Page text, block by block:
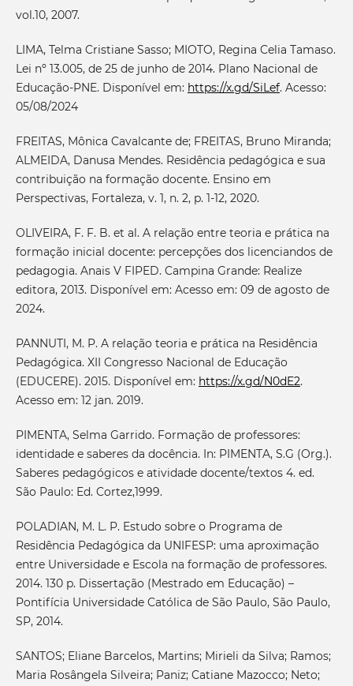
vol.10, 2007.
LIMA, Telma Cristiane Sasso; MIOTO, Regina Celia Tamaso.
Lei nº 13.005, de 25 de junho de 2014. Plano Nacional de
Educação-PNE. Disponível em: https://x.gd/SiLef. Acesso:
05/08/2024
FREITAS, Mônica Cavalcante de; FREITAS, Bruno Miranda;
ALMEIDA, Danusa Mendes. Residência pedagógica e sua
contribuição na formação docente. Ensino em
Perspectivas, Fortaleza, v. 1, n. 2, p. 1-12, 2020.
OLIVEIRA, F. F. B. et al. A relação entre teoria e prática na
formação inicial docente: percepções dos licenciandos de
pedagogia. Anais V FIPED. Campina Grande: Realize
editora, 2013. Disponível em: Acesso em: 09 de agosto de
2024.
PANNUTI, M. P. A relação teoria e prática na Residência
Pedagógica. XII Congresso Nacional de Educação
(EDUCERE). 2015. Disponível em: https://x.gd/N0dE2.
Acesso em: 12 jan. 2019.
PIMENTA, Selma Garrido. Formação de professores:
identidade e saberes da docência. In: PIMENTA, S.G (Org.).
Saberes pedagógicos e atividade docente/textos 4. ed.
São Paulo: Ed. Cortez,1999.
POLADIAN, M. L. P. Estudo sobre o Programa de
Residência Pedagógica da UNIFESP: uma aproximação
entre Universidade e Escola na formação de professores.
2014. 130 p. Dissertação (Mestrado em Educação) –
Pontifícia Universidade Católica de São Paulo, São Paulo,
SP, 2014.
SANTOS; Eliane Barcelos, Martins; Mirieli da Silva; Ramos;
Maria Rosângela Silveira; Paniz; Catiane Mazocco; Neto;